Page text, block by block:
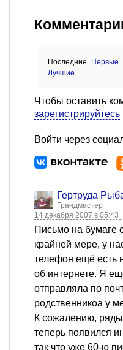
Последние
Первые
Лучшие
Чтобы оставить
зарегистрируйтесь
Войти через
Гертруда
Грандмастер
14 декабря 2007 в 05:43
Письмо на бумаге
крайней мере, у
телефон ещё есть
об интернете. Я
отправляла по
родственникоа у
К сожалению,
теперь появился
так что уже 60-ю